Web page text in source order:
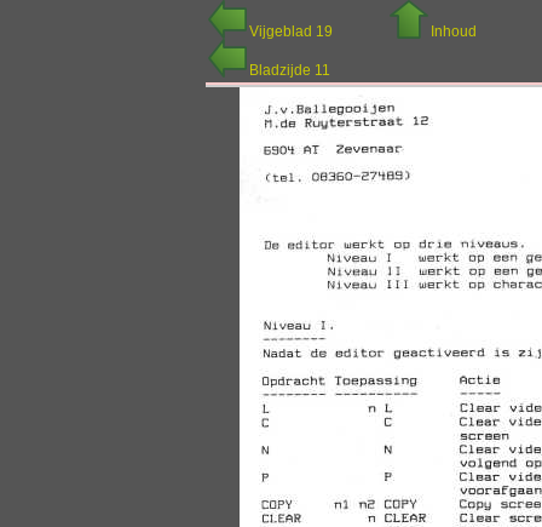
Vijgeblad 19 Inhoud
Bladzijde 11